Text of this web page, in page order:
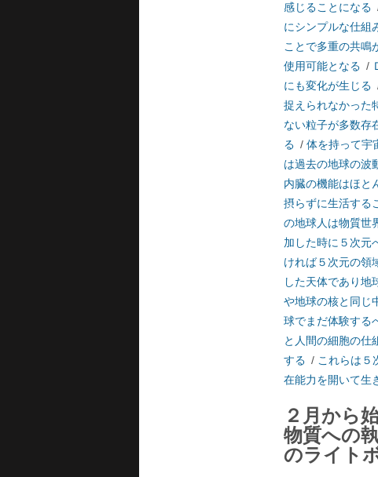
感じることになる
にシンプルな仕組
ことで多重の共鳴
使用可能となる /
にも変化が生じる
捉えられなかった
ない粒子が多数存
る / 体を持って宇
は過去の地球の波
内臓の機能はほと
摂らずに生活する
の地球人は物質世
加した時に５次元
ければ５次元の領
した天体であり地
や地球の核と同じ
球でまだ体験する
と人間の細胞の仕
する / これらは５
在能力を開いて生
２月から
物質への
のライト